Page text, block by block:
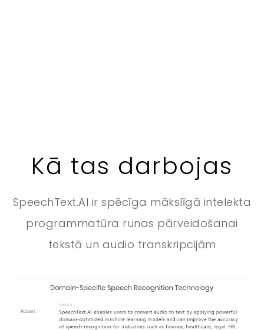
Kā tas darbojas
SpeechText.AI ir spēcīga mākslīgā intelekta
programmatūra runas pārveidošanai
tekstā un audio transkripcijām